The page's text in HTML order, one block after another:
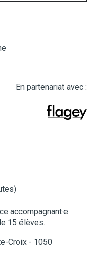
En partenariat avec :
accompagnant·e
15 élèves.
Croix - 1050